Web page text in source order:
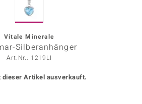
Vitale Minerale
Silberanhänger
Art.Nr.: 1219LI
dieser Artikel ausverkauft.